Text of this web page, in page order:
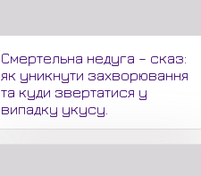
Смертельна недуга – сказ:
як уникнути захворювання
та куди звертатися у
випадку укусу.